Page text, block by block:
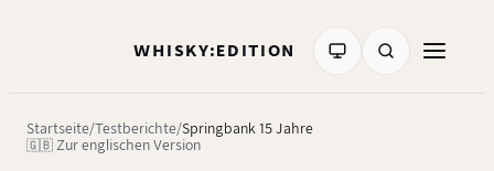
WHISKY:EDITION
Startseite Testberichte Springbank 15 Jahre
🇬🇧 Zur englischen Version